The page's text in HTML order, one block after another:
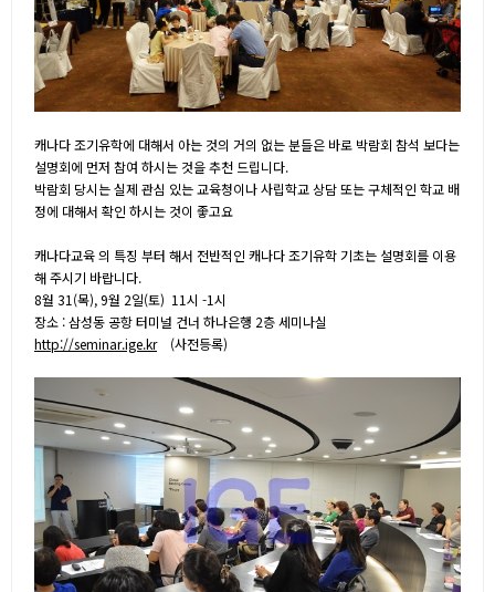
캐나다 조기유학에 대해서 아는 것의 거의 없는 분들은 바로 박람회 참석 보다는
설명회에 먼저 참여 하시는 것을 추천 드립니다.
박람회 당시는 실제 관심 있는 교육청이나 사립학교 상담 또는 구체적인 학교 배
정에 대해서 확인 하시는 것이 좋고요
캐나다교육 의 특징 부터 해서 전반적인 캐나다 조기유학 기초는 설명회를 이용
해 주시기 바랍니다.
8월 31(목), 9월 2일(토) 11시 -1시
장소 : 삼성동 공항 터미널 건너 하나은행 2층 세미나실
http://seminar.ige.kr(사전등록)